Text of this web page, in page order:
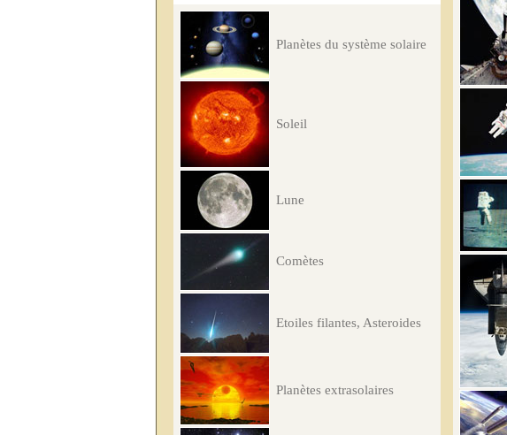
Planètes du système solaire
Soleil
Lune
Comètes
Etoiles filantes, Asteroides
Planètes extrasolaires